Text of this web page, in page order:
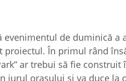
de duminică a
proiectul. În primul rând
ar trebui să fie
jurul orașului și va duce la